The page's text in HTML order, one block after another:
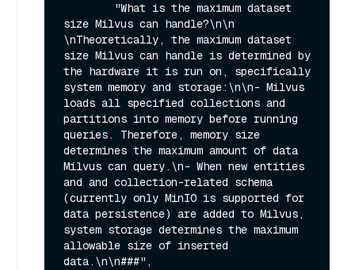
size Milvus can handle?\n\n
\nTheoretically, the maximum dataset
size Milvus can handle is determined by
the hardware it is run on, specifically
system memory and storage:\n\n- Milvus
loads all specified collections and
partitions into memory before running
queries. Therefore, memory size
determines the maximum amount of data
Milvus can query.\n- When new entities
and and collection-related schema
(currently only MinIO is supported for
data persistence) are added to Milvus,
system storage determines the maximum
allowable size of inserted
data.\n\n###",